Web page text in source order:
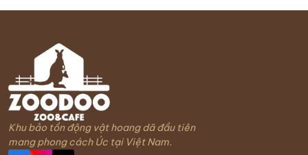
Khu bảo tồn động vật hoang dã đầu tiên
mang phong cách Úc tại Việt Nam.